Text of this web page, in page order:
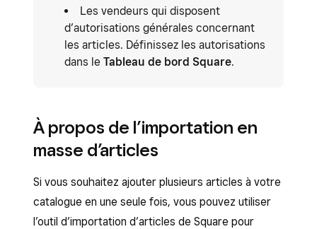
Les vendeurs qui disposent
d’autorisations générales concernant
les articles. Définissez les autorisations
dans le Tableau de bord Square.
À propos de l’importation en
masse d’articles
Si vous souhaitez ajouter plusieurs articles à votre
catalogue en une seule fois, vous pouvez utiliser
l’outil d’importation d’articles de Square pour